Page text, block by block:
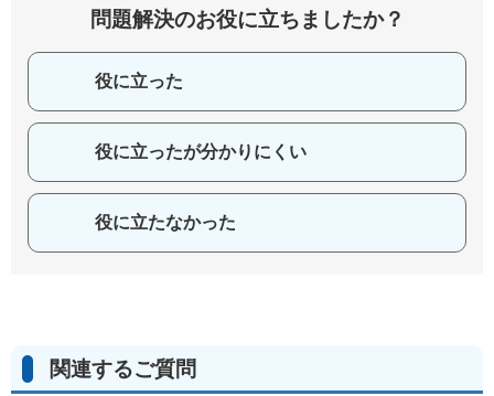
問題解決のお役に立ちましたか？
役に立った
役に立ったが分かりにくい
役に立たなかった
関連するご質問